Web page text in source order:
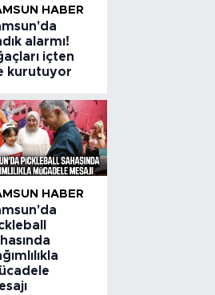
HABER
alarmı!
içten
kurutuyor
HABER